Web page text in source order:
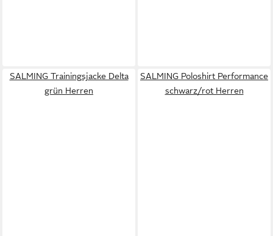
SALMING Trainingsjacke Delta
grün Herren
SALMING Poloshirt Performance
schwarz/rot Herren